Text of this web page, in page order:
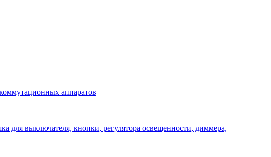
аппаратов
для выключателя, кнопки, регулятора освещенности, диммера,